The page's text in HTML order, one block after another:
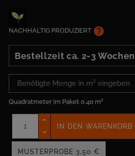
NACHHALTIG PRODUZIERT help
Bestellzeit ca. 2-3 Wochen
Quadratmeter im Paket 0.40 m²
IN DEN WARENKORB
MUSTERPROBE 3,50 €